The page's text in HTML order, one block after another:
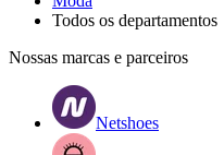
Todos os departamentos
Nossas marcas e parceiros
Netshoes